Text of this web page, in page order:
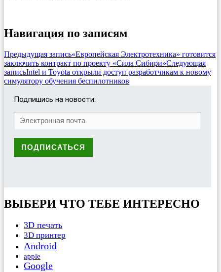
Навигация по записям
Предыдущая запись«Европейская Электротехника» готовится
заключить контракт по проекту «Сила Сибири»Следующая
записьIntel и Toyota открыли доступ разработчикам к новому
симулятору обучения беспилотников
Подпишись на новости:
ВЫБЕРИ ЧТО ТЕБЕ ИНТЕРЕСНО
3D печать
3D принтер
Android
apple
Google